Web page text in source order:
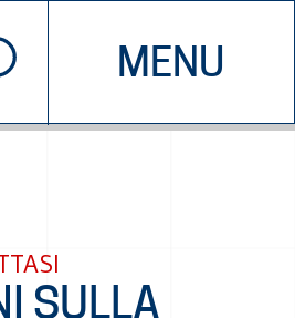
MENU
CHI SIAMO
EDDYBURG
SULLA